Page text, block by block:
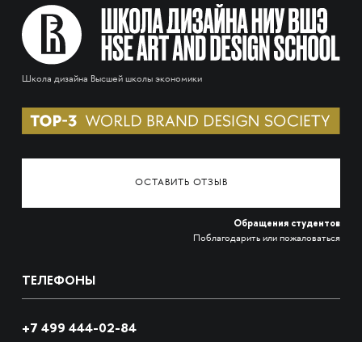
Школа дизайна Высшей школы экономики
ОСТАВИТЬ ОТЗЫВ
Обращения студентов
Поблагодарить или пожаловаться
ТЕЛЕФОНЫ
+7 499 444-02-84